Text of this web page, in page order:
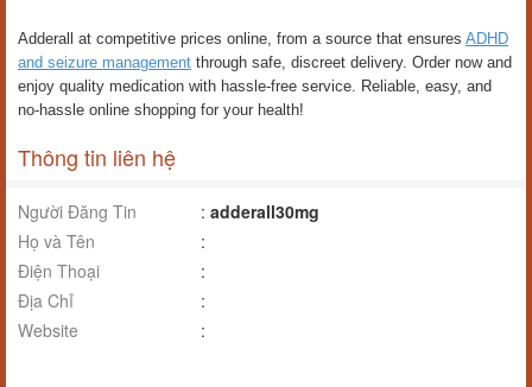
Adderall at competitive prices online, from a source that ensures ADHD
and seizure management through safe, discreet delivery. Order now and
enjoy quality medication with hassle-free service. Reliable, easy, and
no-hassle online shopping for your health!
Thông tin liên hệ
Người Đăng Tin : adderall30mg
Họ và Tên
:
Điện Thoại
:
Địa Chỉ
:
Website
: